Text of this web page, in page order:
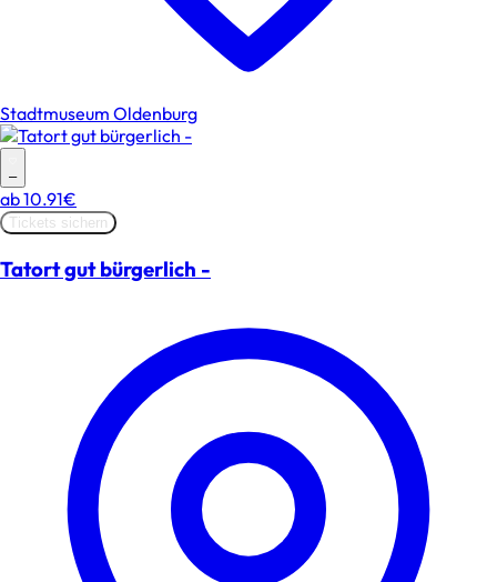
Stadtmuseum Oldenburg
–
ab10.91€
Tickets sichern
Tatort gut bürgerlich -